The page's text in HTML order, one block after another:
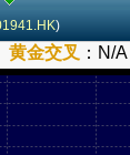
)
黄金交叉 ： N/A